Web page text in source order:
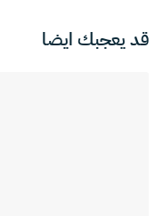
قد يعجبك ايضا